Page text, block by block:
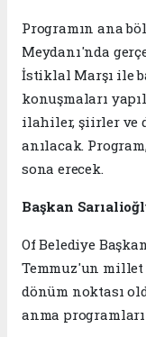
Programın ana
Meydanı'nda
İstiklal Marşı ile
konuşmaları
ilahiler, şiirler ve
anılacak.
sona erecek.
Başkan
Of Belediye
Temmuz'un
dönüm noktası
anma